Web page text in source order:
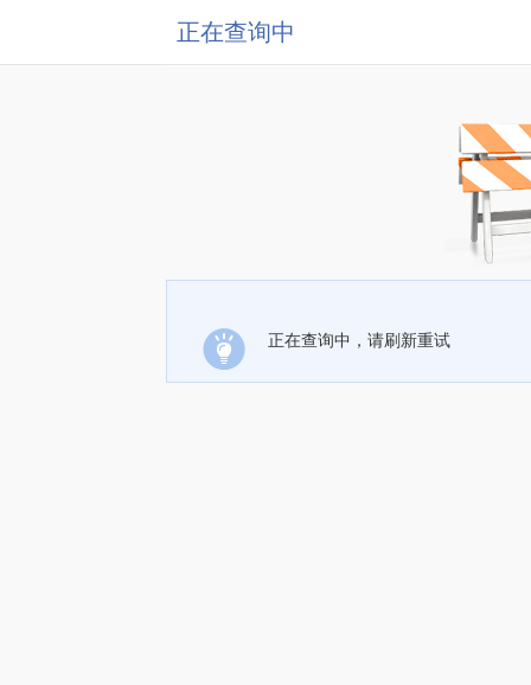
正在查询中
正在查询中，请刷新重试